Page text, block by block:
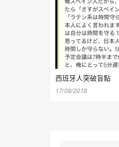
西班牙人突破盲點
17/08/2018